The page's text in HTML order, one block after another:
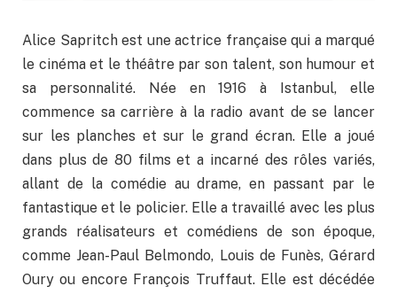
Alice Sapritch est une actrice française qui a marqué
le cinéma et le théâtre par son talent, son humour et
sa personnalité. Née en 1916 à Istanbul, elle
commence sa carrière à la radio avant de se lancer
sur les planches et sur le grand écran. Elle a joué
dans plus de 80 films et a incarné des rôles variés,
allant de la comédie au drame, en passant par le
fantastique et le policier. Elle a travaillé avec les plus
grands réalisateurs et comédiens de son époque,
comme Jean-Paul Belmondo, Louis de Funès, Gérard
Oury ou encore François Truffaut. Elle est décédée